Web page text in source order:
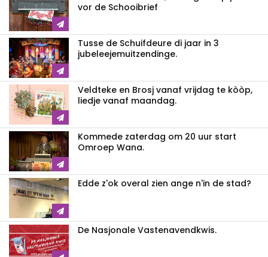
vor de Schooibrief
Tusse de Schuifdeure di jaar in 3
jubeleejemuitzendinge.
Veldteke en Brosj vanaf vrijdag te kòòp,
liedje vanaf maandag.
Kommede zaterdag om 20 uur start
Omroep Wana.
Edde z'ok overal zien ange n'in de stad?
De Nasjonale Vastenavendkwis.